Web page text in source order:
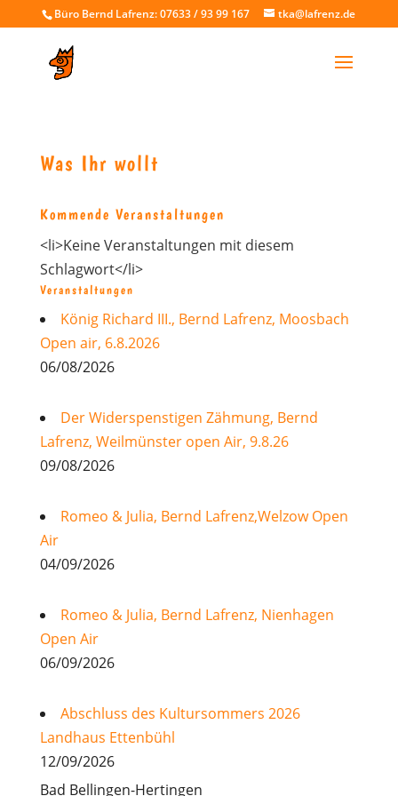
Büro Bernd Lafrenz: 07633 / 93 99 167 tka@lafrenz.de
Was Ihr wollt
Kommende Veranstaltungen
<li>Keine Veranstaltungen mit diesem
Schlagwort</li>
Veranstaltungen
König Richard III., Bernd Lafrenz, Moosbach
Open air, 6.8.2026
06/08/2026
Der Widerspenstigen Zähmung, Bernd
Lafrenz, Weilmünster open Air, 9.8.26
09/08/2026
Romeo & Julia, Bernd Lafrenz,Welzow Open
Air
04/09/2026
Romeo & Julia, Bernd Lafrenz, Nienhagen
Open Air
06/09/2026
Abschluss des Kultursommers 2026
Landhaus Ettenbühl
12/09/2026
Bad Bellingen-Hertingen